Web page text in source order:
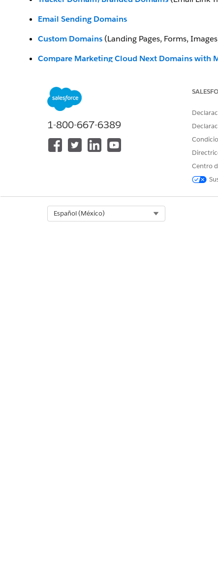
Email Sending Domains
Custom Domains (Landing Pages, Forms,
Compare Marketing Cloud Next Domains with
Número del artículo de conocimiento
0053185951-800-667-6389
Centro
Español (México)